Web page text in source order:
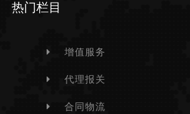
热门栏目
增值服务
代理报关
合同物流